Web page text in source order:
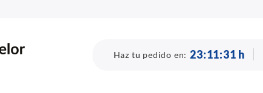
Haz tu pedido en: 23:11:30 h